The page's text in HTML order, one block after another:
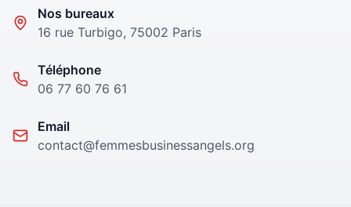
Nos bureaux
16 rue Turbigo, 75002 Paris
Téléphone
06 77 60 76 61
Email
contact@femmesbusinessangels.org